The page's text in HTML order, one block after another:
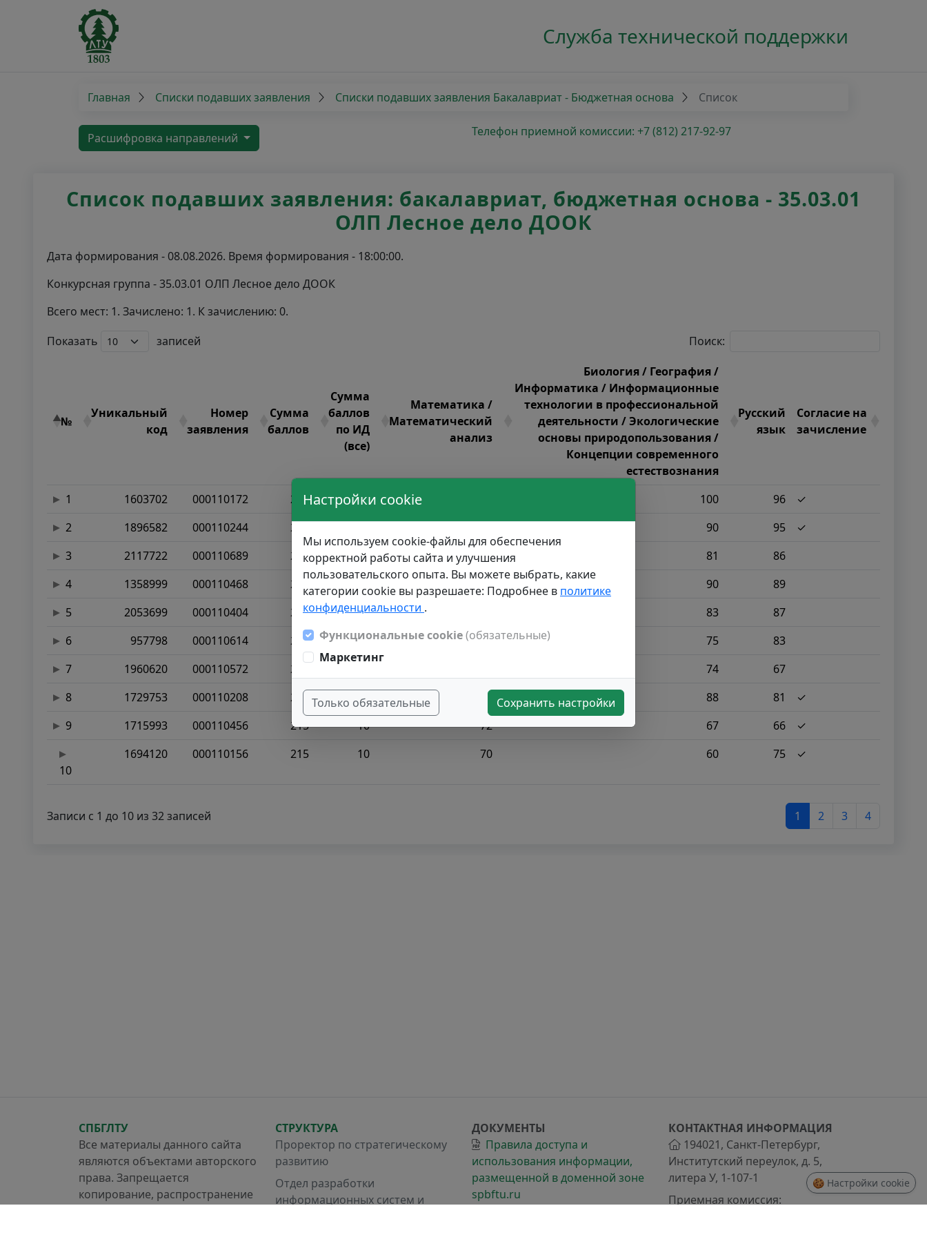
Служба технической поддержки
Главная Списки подавших заявления Списки подавших заявления Бакалавриат - Бюджетная основа Список
Расшифровка направлений Телефон приемной комиссии: +7 (812) 217-92-97
Список подавших заявления: бакалавриат, бюджетная основа - 35.03.01
ОЛП Лесное дело ДООК
Дата формирования - 08.08.2026. Время формирования - 18:00:00.
Конкурсная группа - 35.03.01 ОЛП Лесное дело ДООК
Всего мест: 1. Зачислено: 1. К зачислению: 0.
Показать
записей Поиск:
№
Уникальный
код
Номер
заявления
Сумма
баллов
Сумма
баллов
по ИД
(все)
Математика /
Математический
анализ
Биология / География /
Информатика / Информационные
технологии в профессиональной
деятельности / Экологические
основы природопользования /
Концепции современного
естествознания
Русский
язык
Согласие на
зачисление
1 1603702 000110172 296 0 100 96
✓
2
1896582 000110244 280 90 95
✓
3
2117722 000110689 259 10 82 81
86
4
1358999 000110468 254 75 90
89
5
2053699 000110404 250 0 83
87
6
957798 000110614 248 10 80 75
83
7
1960620 000110572 225 74
67
8
1729753 000110208 219 0 50 88 81
✓
9
1715993 000110456 215 10 72 67 66 ✓
10
1694120 000110156 215 10 70 60 75 ✓
Записи с 1 до 10 из 32 записей 1 2 3 4
СПБГЛТУ
Все материалы данного сайта
являются объектами авторского
права. Запрещается
копирование, распространение
СТРУКТУРА
Проректор по стратегическому
развитию
Отдел разработки
информационных систем и
ДОКУМЕНТЫ
Правила доступа и
использования информации,
размещенной в доменной зоне
spbftu.ru
КОНТАКТНАЯ ИНФОРМАЦИЯ
194021, Санкт-Петербург,
Институтский переулок, д. 5,
литера У, 1-107-1
Приемная комиссия:
Настройки cookie
Мы используем cookie-файлы для обеспечения
корректной работы сайта и улучшения
пользовательского опыта. Вы можете выбрать, какие
категории cookie вы разрешаете: Подробнее в политике
конфиденциальности .
Функциональные cookie(обязательные)
Маркетинг
Только обязательные Сохранить настройки
🍪 Настройки cookie